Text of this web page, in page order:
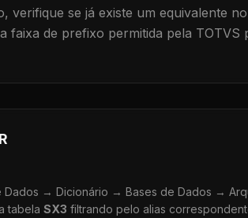
verifique se já existe um equivalente
faixa de prefixo permitida pela TOTVS
Dados → Dicionário → Bases de Dados →
tabela SX3 filtrando pelo alias